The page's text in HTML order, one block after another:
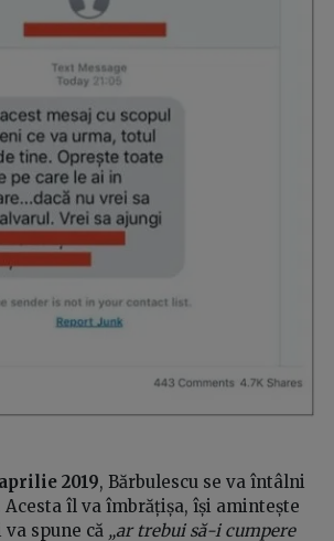
2019, Bărbulescu se va întâlni
Acesta îl va îmbrățișa, își amintește
spune că „ar trebui să-i cumpere